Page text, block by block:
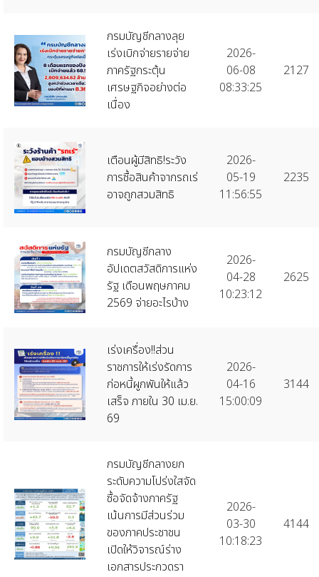
กรมบัญชีกลางลุย
เร่งเบิกจ่ายรายจ่าย
ภาครัฐกระตุ้น
เศรษฐกิจอย่างต่อ
เนื่อง
2026-
06-08
08:33:25
2127
เตือนผู้มีสิทธิ!ระวัง
การซื้อสินค้าจากรถเร่
อาจถูกสวมสิทธิ
2026-
05-19
11:56:55
2235
กรมบัญชีกลาง
อัปเดตสวัสดิการแห่ง
รัฐ เดือนพฤษภาคม
2569 จ่ายอะไรบ้าง
2026-
04-28
10:23:12
2625
เร่งเครื่อง!!ส่วน
ราชการให้เร่งรัดการ
ก่อหนี้ผูกพันให้แล้ว
เสร็จ ภายใน 30 เม.ย.
69
2026-
04-16
15:00:09
3144
กรมบัญชีกลางยก
ระดับความโปร่งใสจัด
ซื้อจัดจ้างภาครัฐ
เน้นการมีส่วนร่วม
ของภาคประชาชน
เปิดให้วิจารณ์ร่าง
เอกสารประกวดรา
2026-
03-30
10:18:23
4144